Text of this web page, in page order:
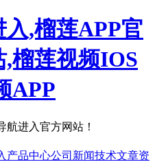
,榴莲APP官
榴莲视频IOS
APP
进入官方网站！
产品中心公司新闻技术文章资